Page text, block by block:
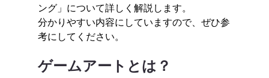
ング」について詳しく解説します。
分かりやすい内容にしていますので、ぜひ参
考にしてください。
ゲームアートとは？